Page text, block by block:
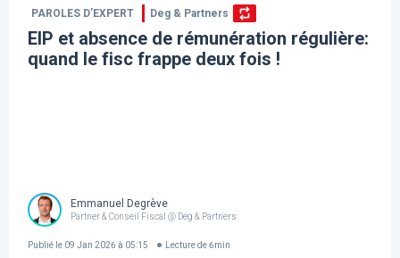
PAROLES D’EXPERT Deg & Partners
EIP et absence de rémunération régulière:
quand le fisc frappe deux fois !
Emmanuel Degrève
Partner & Conseil Fiscal @ Deg & Partners
Publié le 09 Jan 2026 à 05:15 Lecture de 6min